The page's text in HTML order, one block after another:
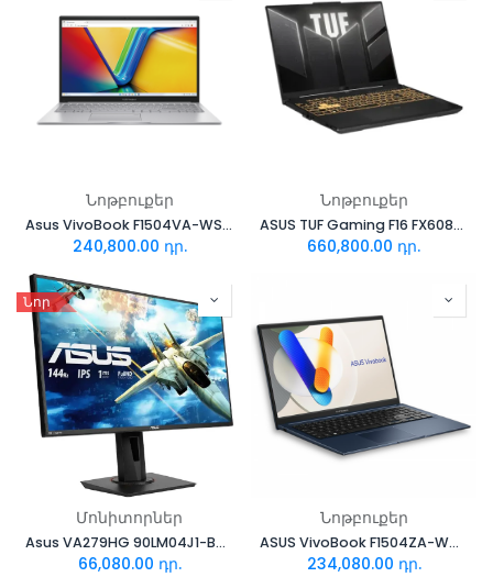
Նոթբուքեր
Asus VivoBook F1504VA-WS51
240,800.00 դր.
Նոթբուքեր
ASUS TUF Gaming F16 FX608JHR-DS74
660,800.00 դր.
Նոր
Մոնիտորներ
Asus VA279HG 90LM04J1-B02371
66,080.00 դր.
Նոթբուքեր
ASUS VivoBook F1504ZA-WH52
234,080.00 դր.